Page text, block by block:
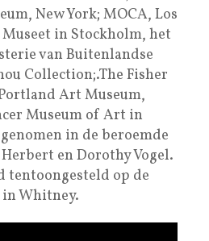
New York; MOCA, Los
in Stockholm, het
van Buitenlandse
Collection;.The Fisher
Art Museum,
Museum of Art in
in de beroemde
en Dorothy Vogel.
tentoongesteld op de
in Whitney.